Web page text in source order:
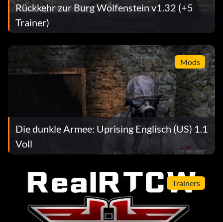
Rückkehr zur Burg Wolfenstein v1.32 (+5
Trainer)
Mods
Die dunkle Armee: Uprising Englisch (US) 1.1
Voll
Trainers